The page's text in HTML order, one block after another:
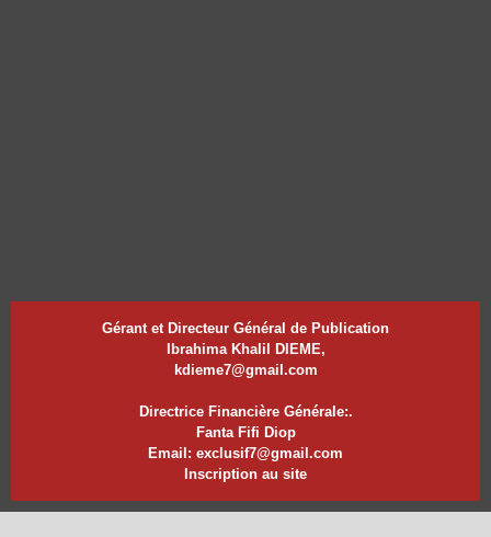
Gérant et Directeur Général de Publication
Ibrahima Khalil DIEME,
kdieme7@gmail.com
Directrice Financière Générale:.
Fanta Fifi Diop
Email: exclusif7@gmail.com
Inscription au site